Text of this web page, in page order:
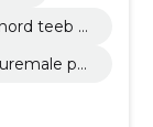
teeb s
(m
pr
ol